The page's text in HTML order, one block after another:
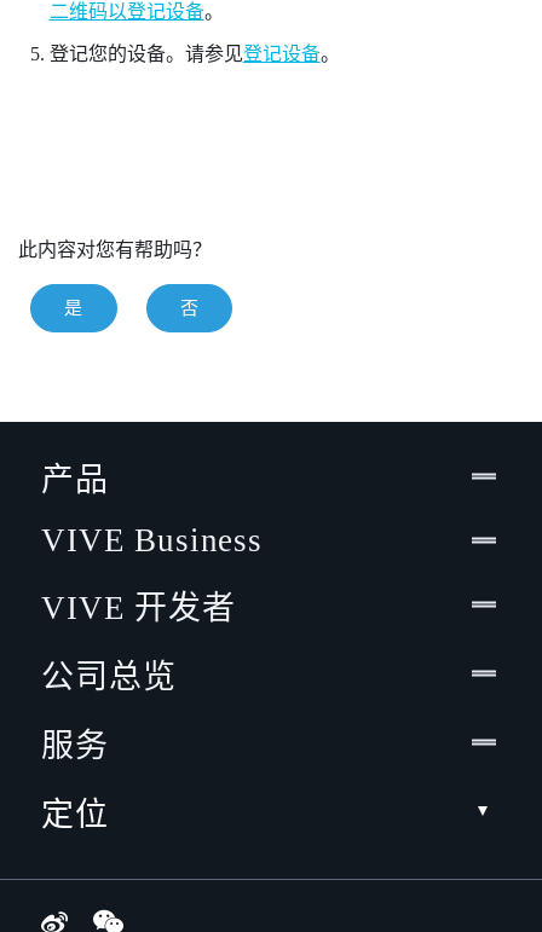
二维码以登记设备。
登记您的设备。请参见登记设备。
此内容对您有帮助吗？
是 否
产品
VIVE Business
VIVE 开发者
公司总览
服务
定位